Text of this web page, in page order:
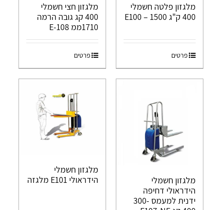
מלגזון פלטה חשמלי
400 ק"ג 1500 – E100
פרטים
מלגזון חצי חשמלי
400 קג גובה הרמה
1710ממ E-108
פרטים
מלגזון חשמלי
הידראולי דחיפה
ידנית למעמס 300-
מלגזון חשמלי
הידראולי E101 מלגזה